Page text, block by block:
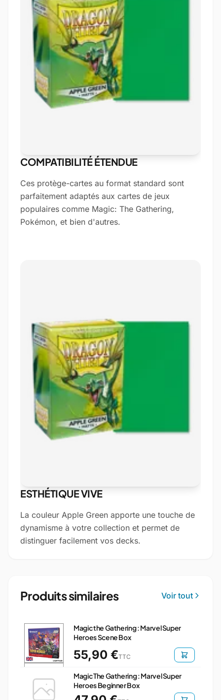
COMPATIBILITÉ ÉTENDUE
Ces protège-cartes au format standard sont
parfaitement adaptés aux cartes de jeux
populaires comme Magic: The Gathering,
Pokémon, et bien d'autres.
ESTHÉTIQUE VIVE
La couleur Apple Green apporte une touche de
dynamisme à votre collection et permet de
distinguer facilement vos decks.
Produits similaires Voir tout
Magic the Gathering : Marvel Super
Heroes Scene Box
55,90 €TTC
Magic The Gathering : Marvel Super
Heroes Beginner Box